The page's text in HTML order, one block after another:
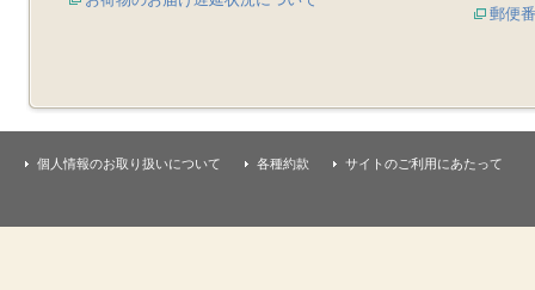
郵便
個人情報のお取り扱いについて 各種約款 サイトのご利用にあたって